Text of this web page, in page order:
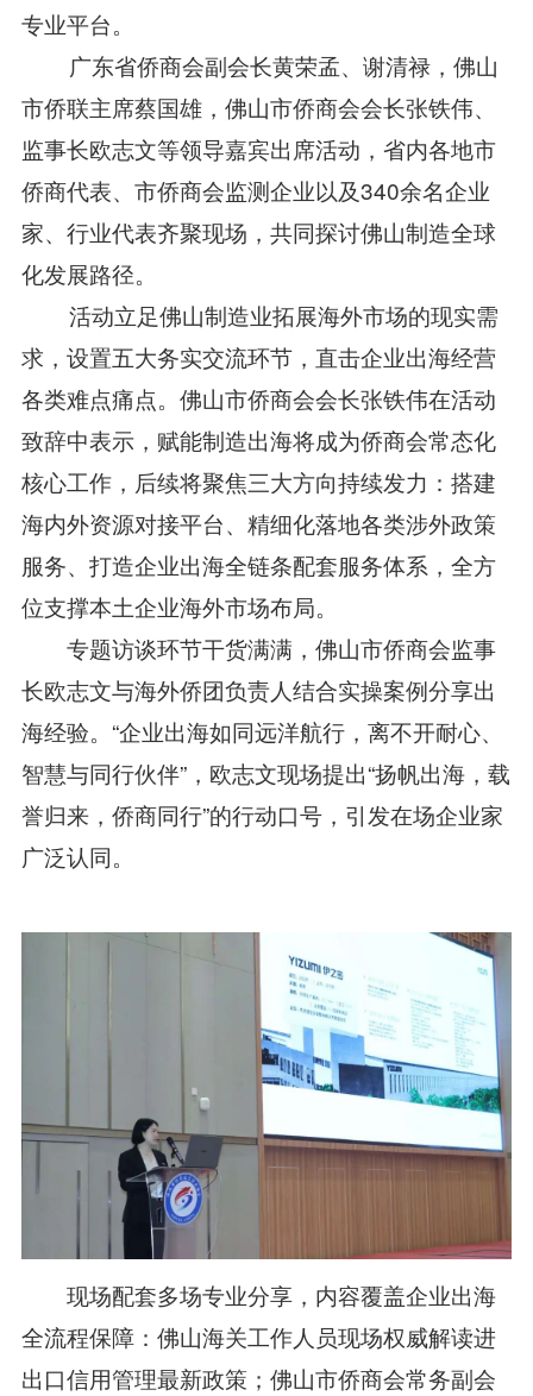
专业平台。
广东省侨商会副会长黄荣孟、谢清禄，佛山
市侨联主席蔡国雄，佛山市侨商会会长张铁伟、
监事长欧志文等领导嘉宾出席活动，省内各地市
侨商代表、市侨商会监测企业以及340余名企业
家、行业代表齐聚现场，共同探讨佛山制造全球
化发展路径。
活动立足佛山制造业拓展海外市场的现实需
求，设置五大务实交流环节，直击企业出海经营
各类难点痛点。佛山市侨商会会长张铁伟在活动
致辞中表示，赋能制造出海将成为侨商会常态化
核心工作，后续将聚焦三大方向持续发力：搭建
海内外资源对接平台、精细化落地各类涉外政策
服务、打造企业出海全链条配套服务体系，全方
位支撑本土企业海外市场布局。
专题访谈环节干货满满，佛山市侨商会监事
长欧志文与海外侨团负责人结合实操案例分享出
海经验。“企业出海如同远洋航行，离不开耐心、
智慧与同行伙伴”，欧志文现场提出“扬帆出海，载
誉归来，侨商同行”的行动口号，引发在场企业家
广泛认同。
现场配套多场专业分享，内容覆盖企业出海
全流程保障：佛山海关工作人员现场权威解读进
出口信用管理最新政策；佛山市侨商会常务副会